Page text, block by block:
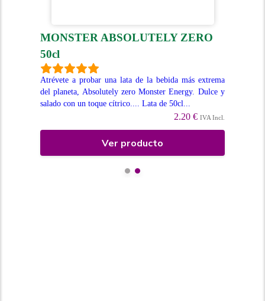
MONSTER ABSOLUTELY ZERO
50cl
Atrévete a probar una lata de la bebida más extrema
del planeta, Absolutely zero Monster Energy. Dulce y
salado con un toque cítrico.... Lata de 50cl...
2.20 € IVA Incl.
Ver producto